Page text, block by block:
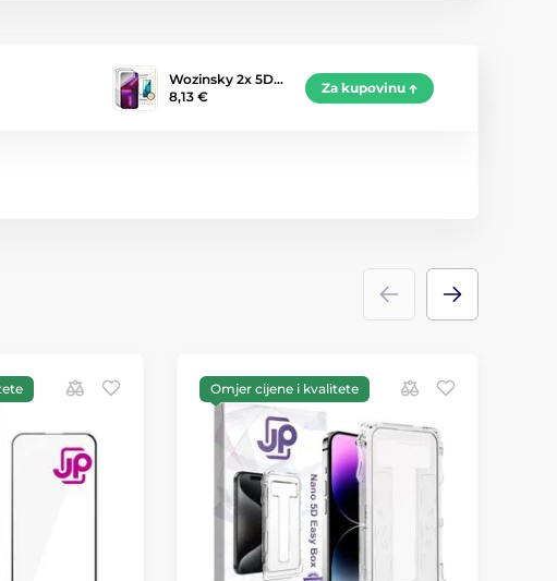
Wozinsky 2x 5D…
8,13 €
Za kupovinu
Omjer cijene i kvalitete